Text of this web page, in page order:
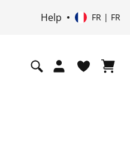
Help FR | FR